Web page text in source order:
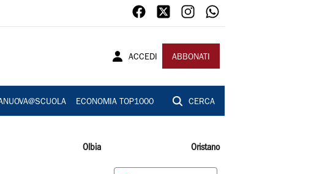
ACCEDI ABBONATI
ECONOMIA TOP1000 CERCA
Olbia Oristano